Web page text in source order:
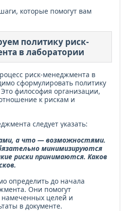
которые помогут вам
политику риск-
в лаборатории
риск-менеджмента в
сформулировать политику
философия организации,
к рискам и
следует указать:
а что — возможностями.
минимизируются
риски принимаются. Каков
определить до начала
Они помогут
намеченных целей и
в документе.